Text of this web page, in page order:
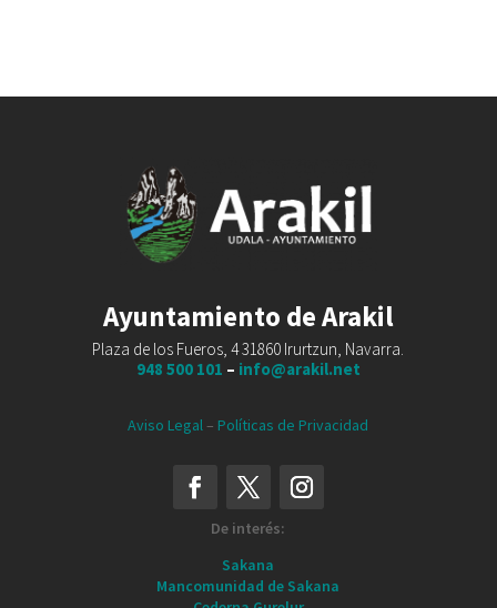
Ayuntamiento de Arakil
Plaza de los Fueros, 4 31860 Irurtzun, Navarra.
948 500 101 – info@arakil.net
Aviso Legal – Políticas de Privacidad
De interés:
Sakana
Mancomunidad de Sakana